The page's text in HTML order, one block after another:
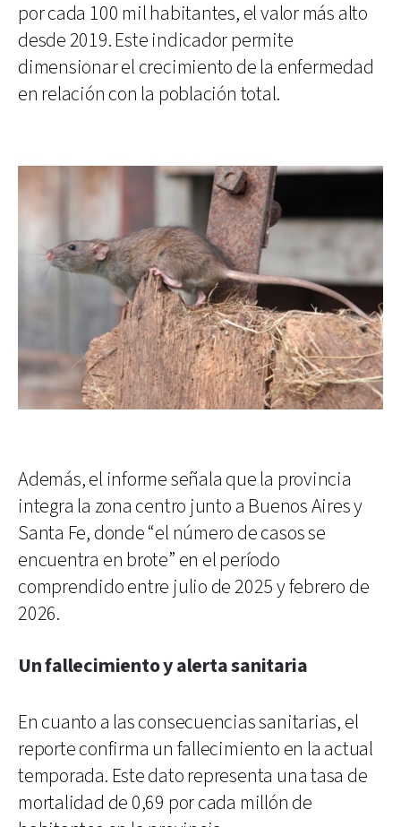
por cada 100 mil habitantes, el valor más alto
desde 2019. Este indicador permite
dimensionar el crecimiento de la enfermedad
en relación con la población total.
Además, el informe señala que la provincia
integra la zona centro junto a Buenos Aires y
Santa Fe, donde “el número de casos se
encuentra en brote” en el período
comprendido entre julio de 2025 y febrero de
2026.
Un fallecimiento y alerta sanitaria
En cuanto a las consecuencias sanitarias, el
reporte confirma un fallecimiento en la actual
temporada. Este dato representa una tasa de
mortalidad de 0,69 por cada millón de